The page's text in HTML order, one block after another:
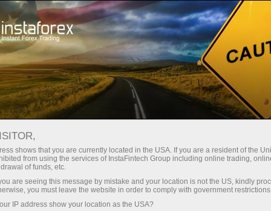
Трейдерам Форекс обзоры Обзоры
09.06.2026: Аналитические
обзоры Форекс: Рынки снова
поверили словам Трампа.
Видеопрогноз на 9 июня
shows that you are currently located in the USA. If you are a resident of the
from using the services of InstaFintech Group including online trading,
of funds, etc.
are seeing this message by mistake and your location is not the US, kindly
you must leave the website in order to comply with government
IP address show your location as the USA?